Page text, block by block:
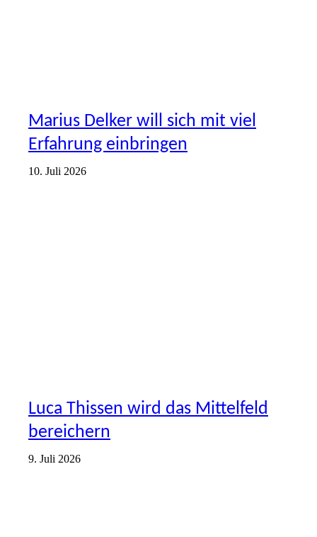
Marius Delker will sich mit viel
Erfahrung einbringen
10. Juli 2026
Luca Thissen wird das Mittelfeld
bereichern
9. Juli 2026